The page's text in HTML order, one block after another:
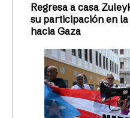
Regresa a casa
su participación en
hacia Gaza